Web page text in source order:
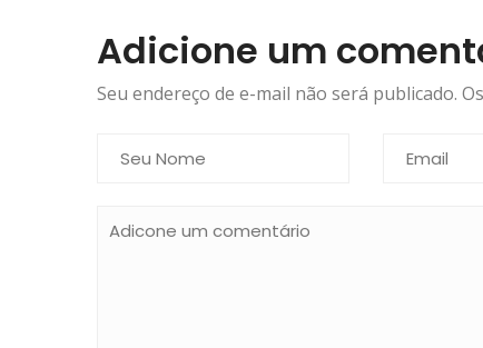
Adicione um
Seu endereço de e-mail não será publicado.